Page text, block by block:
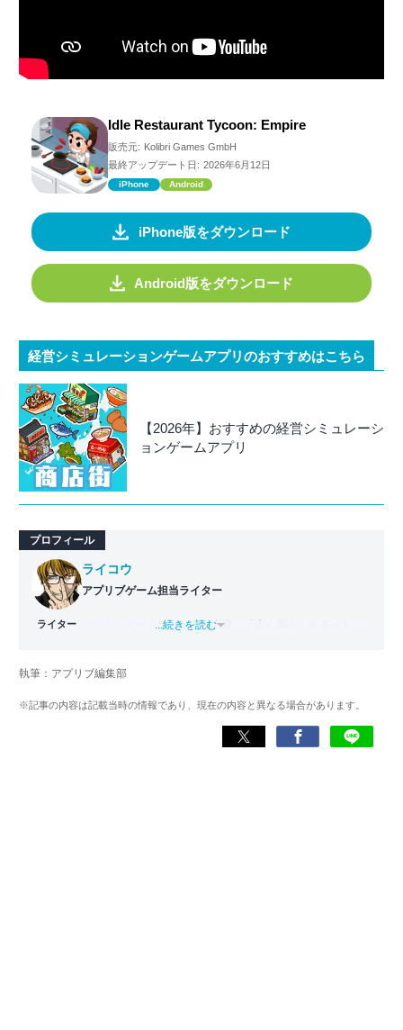
Idle Restaurant Tycoon: Empire
販売元: Kolibri Games GmbH
最終アップデート日: 2026年6月12日
iPhone Android
iPhone版をダウンロード
Android版をダウンロード
経営シミュレーションゲームアプリのおすすめはこちら
【2026年】おすすめの経営シミュレーシ
ョンゲームアプリ
プロフィール
ライター
ライコウ
アプリブゲーム担当ライター
バンタンゲームアカデミー 出身。「広く深く」をモットー
ゲームだけでも1,000本以上。ゲーム開発者を目指した経験
くして面白さを引き出し、人々に伝えるためゲームライタ
...続きを読む
執筆：アプリブ編集部
※記事の内容は記載当時の情報であり、現在の内容と異なる場合があります。